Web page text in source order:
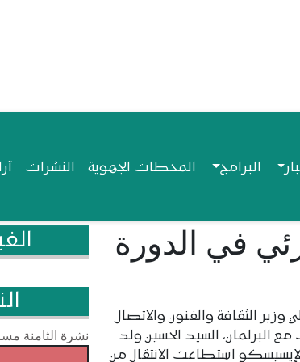
البرامج المحطات الجهوية النشرات
في الدورة
الثقافة والفنون والاتصال
مع البرلمان، السيد الحسين ولد
استطاعت الانتقال من
نشرة الثامنة مساء / 27